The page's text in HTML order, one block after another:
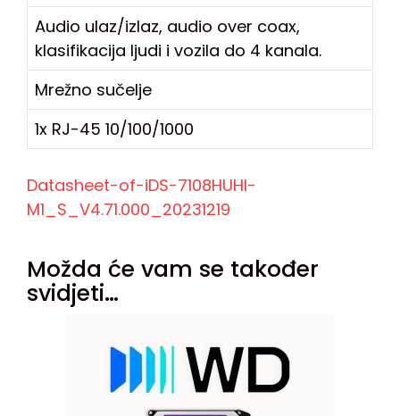
Audio ulaz/izlaz, audio over coax,
klasifikacija ljudi i vozila do 4 kanala.
Mrežno sučelje
1x RJ-45 10/100/1000
Datasheet-of-iDS-7108HUHI-
M1_S_V4.71.000_20231219
Možda će vam se također
svidjeti…